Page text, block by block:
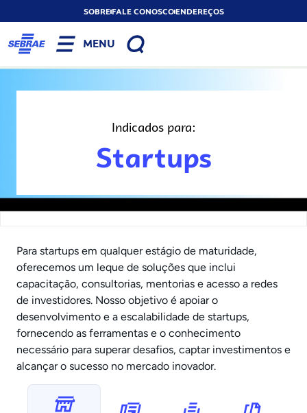
SOBREFALE CONOSCOENDEREÇOS
MENU
Indicados para:
Startups
Para startups em qualquer estágio de maturidade,
oferecemos um leque de soluções que inclui
capacitação, consultorias, mentorias e acesso a redes
de investidores. Nosso objetivo é apoiar o
desenvolvimento e a escalabilidade de startups,
fornecendo as ferramentas e o conhecimento
necessário para superar desafios, captar investimentos e
alcançar o sucesso no mercado inovador.